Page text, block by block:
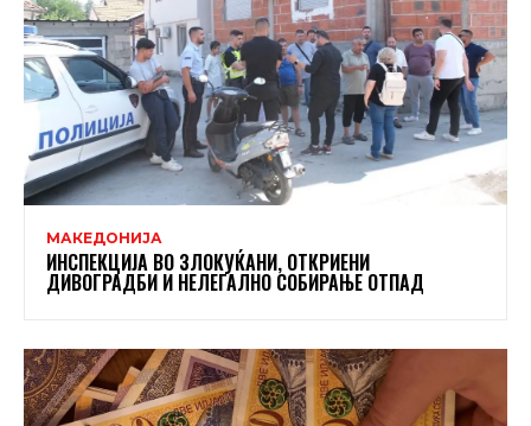
МАКЕДОНИЈА
ИНСПЕКЦИЈА ВО ЗЛОКУЌАНИ, ОТКРИЕНИ
ДИВОГРАДБИ И НЕЛЕГАЛНО СОБИРАЊЕ ОТПАД